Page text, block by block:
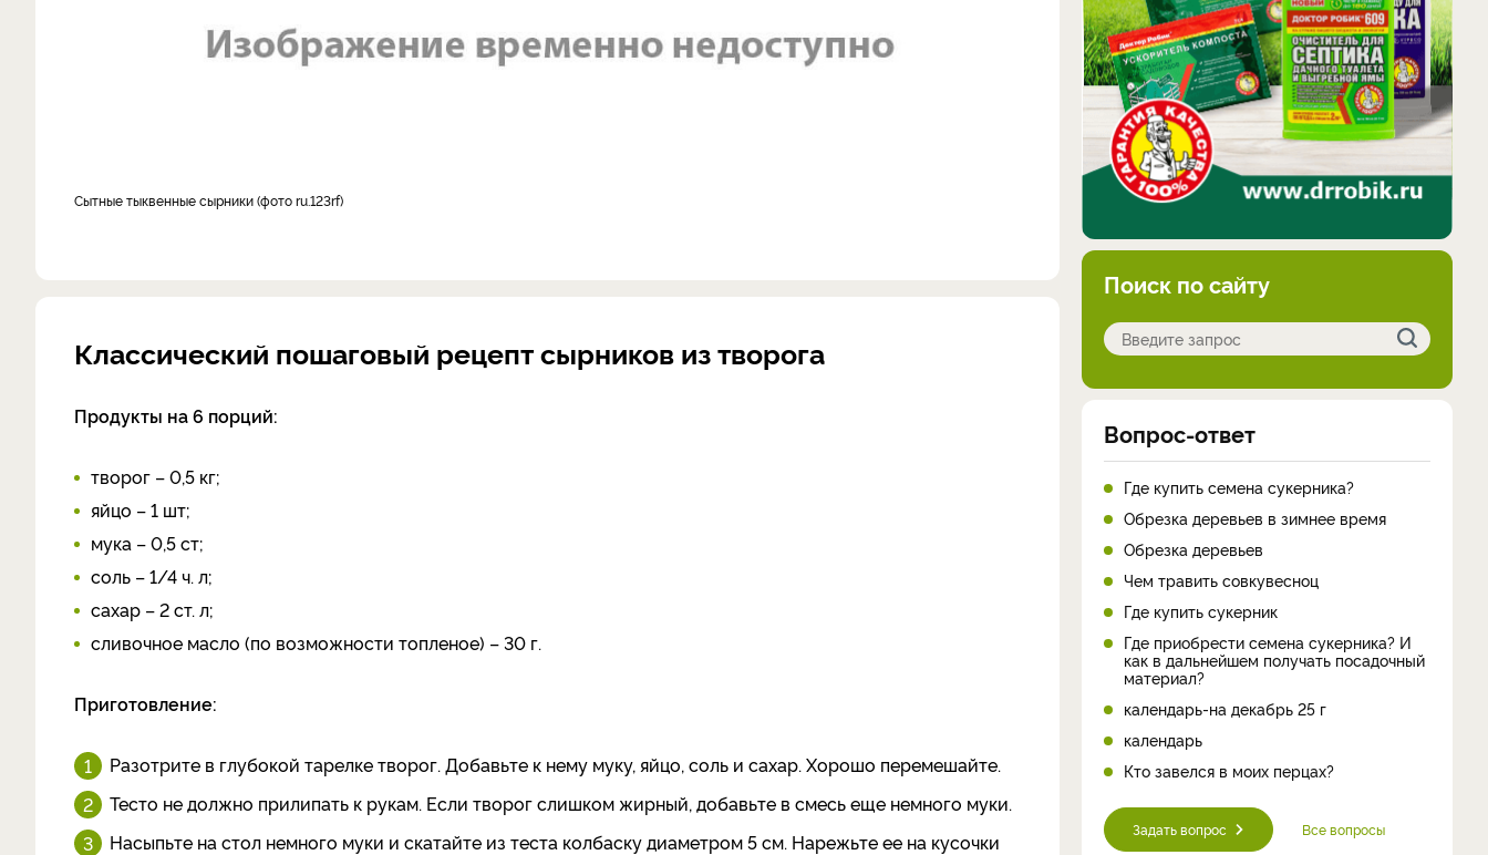
Сытные тыквенные сырники (фото ru.123rf)
Классический пошаговый рецепт сырников из творога
Продукты на 6 порций:
творог – 0,5 кг;
яйцо – 1 шт;
мука – 0,5 ст;
соль – 1/4 ч. л;
сахар – 2 ст. л;
сливочное масло (по возможности топленое) – 30 г.
Приготовление:
Разотрите в глубокой тарелке творог. Добавьте к нему муку, яйцо, соль и сахар. Хорошо перемешайте.
Тесто не должно прилипать к рукам. Если творог слишком жирный, добавьте в смесь еще немного муки.
Насыпьте на стол немного муки и скатайте из теста колбаску диаметром 5 см. Нарежьте ее на кусочки
Поиск по сайту
Вопрос-ответ
Где купить семена сукерника?
Обрезка деревьев в зимнее время
Обрезка деревьев
Чем травить совкувесноц
Где купить сукерник
Где приобрести семена сукерника? И
как в дальнейшем получать посадочный
материал?
календарь-на декабрь 25 г
календарь
Кто завелся в моих перцах?
Задать вопрос Все вопросы